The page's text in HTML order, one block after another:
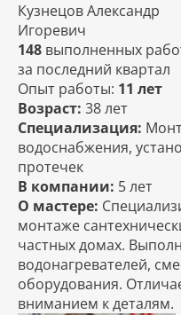
Кузнецов Александр
Игоревич
148 выполненных
за последний квартал
Опыт работы: 11 лет
Возраст: 38 лет
Специализация:
водоснабжения,
протечек
В компании: 5 лет
О мастере:
монтаже
частных домах.
водонагревателей,
оборудования.
вниманием к деталям.